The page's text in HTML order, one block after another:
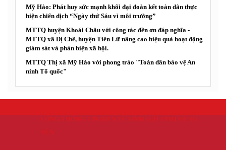
Mỹ Hào: Phát huy sức mạnh khối đại đoàn kết toàn dân thực
hiện chiến dịch “Ngày thứ Sáu vì môi trường”
MTTQ huyện Khoái Châu với công tác đền ơn đáp nghĩa -
MTTQ xã Dị Chế, huyện Tiên Lữ nâng cao hiệu quả hoạt động
giám sát và phản biện xã hội.
MTTQ Thị xã Mỹ Hào với phong trào "Toàn dân bảo vệ An
ninh Tổ quốc"
CỔNG THÔNG TIN ĐIỆN TỬ ĐẢNG BỘ TỈNH HƯNG
YÊN